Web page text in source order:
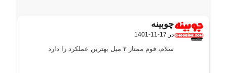
چوبینه
گفته:1401-11-17 در
سلام، فوم ممتاز ۲ میل بهترین عملکرد را دارد